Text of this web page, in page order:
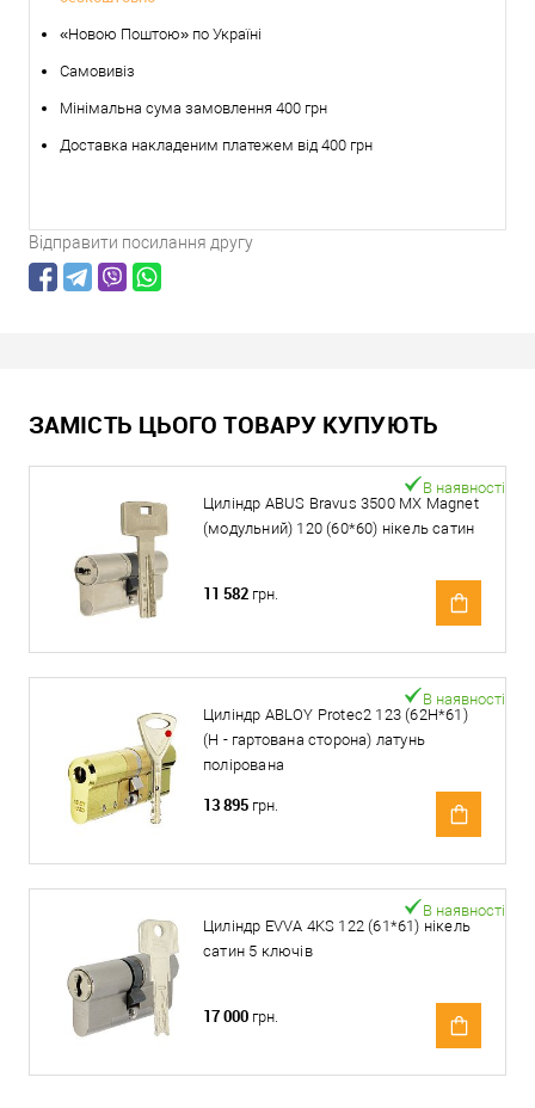
«Новою Поштою» по Україні
Самовивіз
Мінімальна сума замовлення 400 грн
Доставка накладеним платежем від 400 грн
Відправити посилання другу
ЗАМІСТЬ ЦЬОГО ТОВАРУ КУПУЮТЬ
Циліндр ABUS Bravus 3500 MX Magnet
(модульний) 120 (60*60) нікель сатин
В наявності
11 582 грн.
Циліндр ABLOY Protec2 123 (62H*61)
(H - гартована сторона) латунь
полірована
В наявності
13 895 грн.
Циліндр EVVA 4KS 122 (61*61) нікель
сатин 5 ключів
В наявності
17 000 грн.